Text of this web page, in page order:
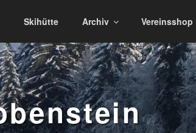
Skihütte Archiv Vereinsshop